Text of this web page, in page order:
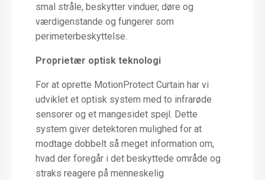
smal stråle, beskytter vinduer, døre og
værdigenstande og fungerer som
perimeterbeskyttelse.
Proprietær optisk teknologi
For at oprette MotionProtect Curtain har vi
udviklet et optisk system med to infrarøde
sensorer og et mangesidet spejl. Dette
system giver detektoren mulighed for at
modtage dobbelt så meget information om,
hvad der foregår i det beskyttede område og
straks reagere på menneskelig